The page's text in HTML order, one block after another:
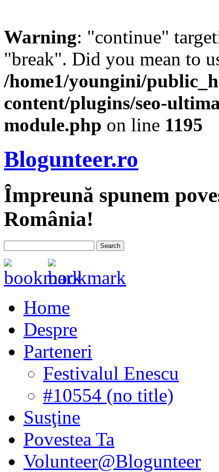
Warning: "continue"
"break". Did you mean to
/home1/youngini/
content/plugins/seo-
module.php on line 1195
Blogunteer.ro
Împreună spunem
România!
Home
Despre
Parteneri
Festivalul Enescu
#10554 (no title)
Susţine
Povestea Ta
Volunteer@Blogunteer